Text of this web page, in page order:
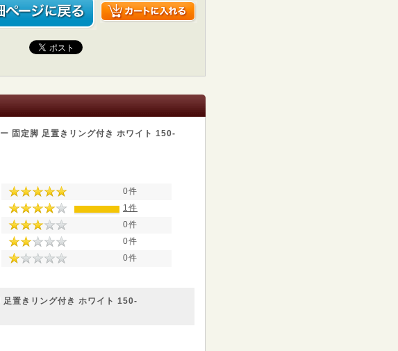
固定脚 足置きリング付き ホワイト 150-
0件
1件
0件
0件
0件
置きリング付き ホワイト 150-